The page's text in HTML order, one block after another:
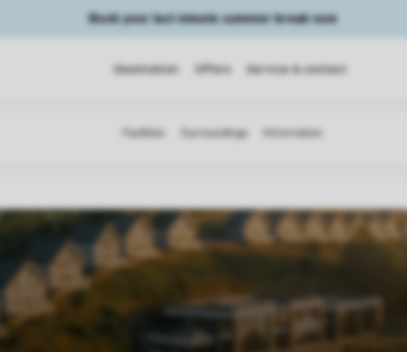
Book your last minute summer break now
Destination Offers Service & contact